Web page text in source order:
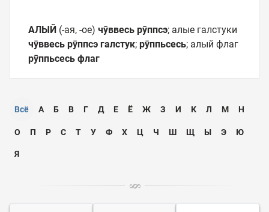
АЛЫЙ (-ая, -ое) чӯввесь рӯппсэ; алые галстуки
чӯввесь рӯппсэ галстук; рӯппьсесь; алый флаг
рӯппьсесь флаг
Всё А Б В Г Д Е Ё Ж З И К Л М Н
О П Р С Т У Ф Х Ц Ч Ш Щ Ы Э Ю
Я